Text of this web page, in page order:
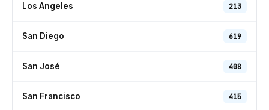
Los Angeles 213
San Diego 619
San José 408
San Francisco 415